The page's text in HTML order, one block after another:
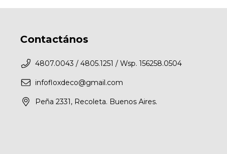
Contactános
4807.0043 / 4805.1251 / Wsp. 156258.0504
infofloxdeco@gmail.com
Peña 2331, Recoleta. Buenos Aires.